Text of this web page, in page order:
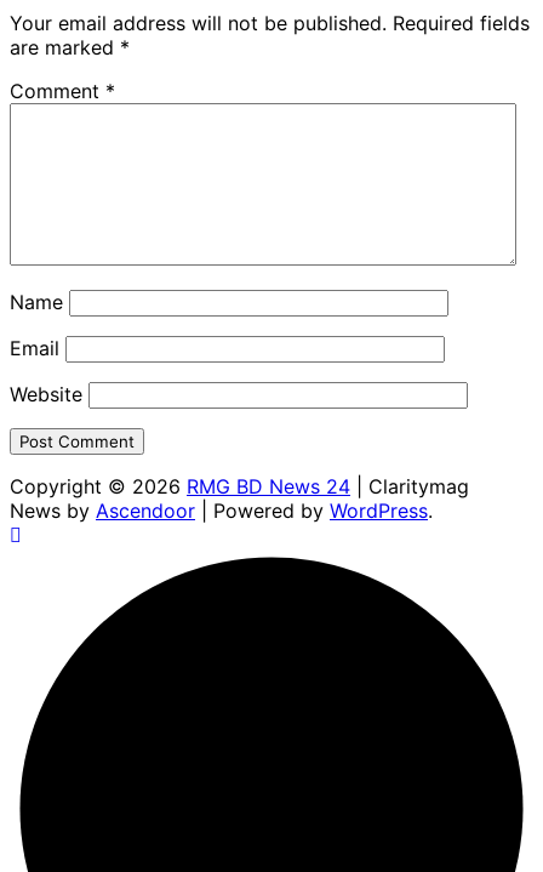
Your email address will not be published. Required fields
are marked *
Comment *
Name
Email
Website
Copyright © 2026 RMG BD News 24 | Claritymag
News by Ascendoor | Powered by WordPress.